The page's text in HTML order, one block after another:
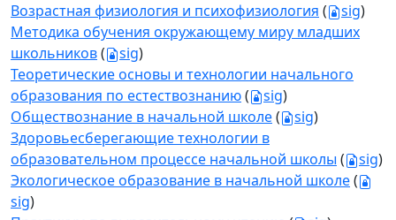
Возрастная физиология и психофизиология ( sig)
Методика обучения окружающему миру младших
школьников( sig)
Теоретические основы и технологии начального
образования по естествознанию( sig)
Обществознание в начальной школе( sig)
Здоровьесберегающие технологии в
образовательном процессе начальной школы ( sig)
Экологическое образование в начальной школе(
sig)